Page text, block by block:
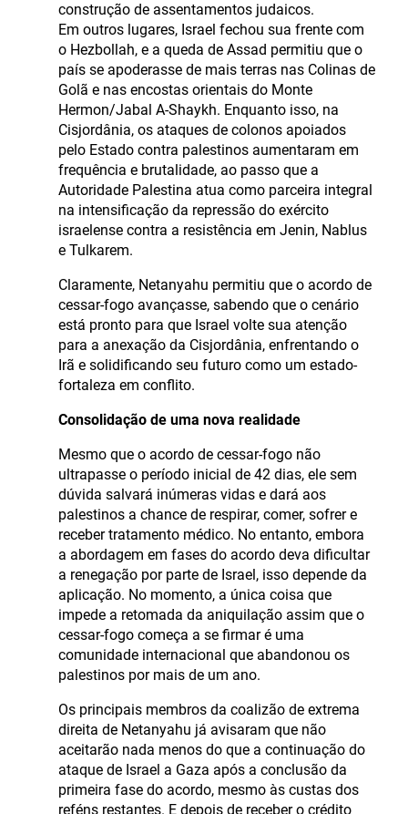
construção de assentamentos judaicos.
Em outros lugares, Israel fechou sua frente com
o Hezbollah, e a queda de Assad permitiu que o
país se apoderasse de mais terras nas Colinas de
Golã e nas encostas orientais do Monte
Hermon/Jabal A-Shaykh. Enquanto isso, na
Cisjordânia, os ataques de colonos apoiados
pelo Estado contra palestinos aumentaram em
frequência e brutalidade, ao passo que a
Autoridade Palestina atua como parceira integral
na intensificação da repressão do exército
israelense contra a resistência em Jenin, Nablus
e Tulkarem.
Claramente, Netanyahu permitiu que o acordo de
cessar-fogo avançasse, sabendo que o cenário
está pronto para que Israel volte sua atenção
para a anexação da Cisjordânia, enfrentando o
Irã e solidificando seu futuro como um estado-
fortaleza em conflito.
Consolidação de uma nova realidade
Mesmo que o acordo de cessar-fogo não
ultrapasse o período inicial de 42 dias, ele sem
dúvida salvará inúmeras vidas e dará aos
palestinos a chance de respirar, comer, sofrer e
receber tratamento médico. No entanto, embora
a abordagem em fases do acordo deva dificultar
a renegação por parte de Israel, isso depende da
aplicação. No momento, a única coisa que
impede a retomada da aniquilação assim que o
cessar-fogo começa a se firmar é uma
comunidade internacional que abandonou os
palestinos por mais de um ano.
Os principais membros da coalizão de extrema
direita de Netanyahu já avisaram que não
aceitarão nada menos do que a continuação do
ataque de Israel a Gaza após a conclusão da
primeira fase do acordo, mesmo às custas dos
reféns restantes. E depois de receber o crédito